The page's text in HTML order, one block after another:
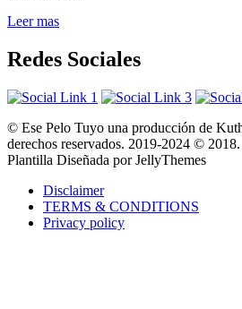
Leer mas
Redes Sociales
© Ese Pelo Tuyo una producción de
derechos reservados. 2019-2024 ©
Plantilla Diseñada por JellyThemes
Disclaimer
TERMS & CONDITIONS
Privacy policy